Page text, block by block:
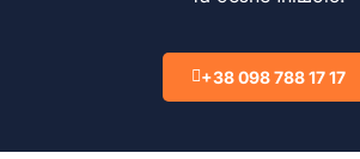
+38 098 788 17 17